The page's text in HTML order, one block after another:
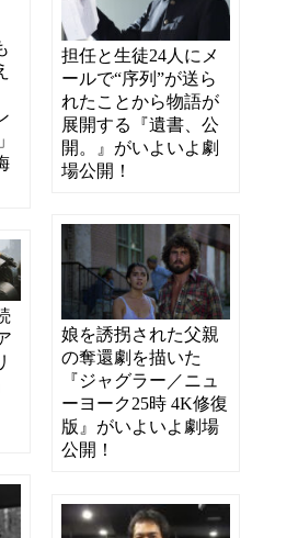
担任と生徒24人にメ
ールで“序列”が送ら
れたことから物語が
展開する『遺書、公
開。』がいよいよ劇
場公開！
娘を誘拐された父親
の奪還劇を描いた
『ジャグラー／ニュ
ーヨーク25時 4K修復
版』がいよいよ劇場
公開！